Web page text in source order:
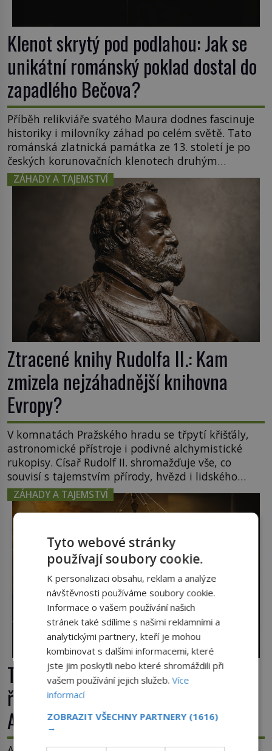
Klenot skrytý pod podlahou: Jak se
unikátní románský poklad dostal do
zapadlého Bečova?
Příběh relikviáře svatého Maura dodnes fascinuje
historiky i milovníky záhad po celém světě. Tato
románská zlatnická památka ze 13. století je po
českých korunovačních klenotech druhým
nejcennějším movitým majetkem v České
republice. Přestože byl klenot v roce 1985 po
dramatickém pátrání kriminalistů úspěšně
nalezen, jeho minulost stále obestírá hustá mlha.
Otázky, jak přesně se tato […]
ZÁHADY A TAJEMSTVÍ
Ztracené knihy Rudolfa II.: Kam
zmizela nejzáhadnější knihovna
Evropy?
V komnatách Pražského hradu se třpytí křišťály,
astronomické přístroje i podivné alchymistické
rukopisy. Císař Rudolf II. shromažďuje vše, co
souvisí s tajemstvím přírody, hvězd i lidského
poznání. Jenže po jeho smrti se jeho slavné sbírky
začínají rozpadat a část z nich mizí navždy. Kdo
odnesl nejvzácnější knihy? A existují ještě někde
ZÁHADY A TAJEMSTVÍ
Tajemná Terra Australis: Dopluly
římské obchodní lodě až do
Austrálie?
Tyto webové stránky
používají soubory cookie.
K personalizaci obsahu, reklam a analýze
návštěvnosti používáme soubory cookie.
Informace o vašem používání našich
stránek také sdílíme s našimi reklamními a
analytickými partnery, kteří je mohou
kombinovat s dalšími informacemi, které
jste jim poskytli nebo které shromáždili při
vašem používání jejich služeb.Více
informací
ZOBRAZIT VŠECHNY PARTNERY (1616)
→